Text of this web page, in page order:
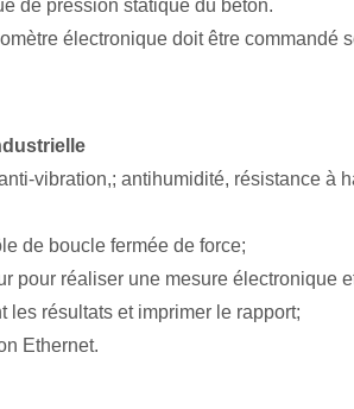
de pression statique du béton.
électronique doit être commandé
vibration,; antihumidité, résistance à
de boucle fermée de force;
pour réaliser une mesure électronique
les résultats et imprimer le rapport;
Ethernet.